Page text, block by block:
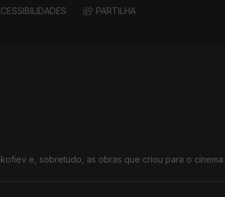
PARTILHA
e, sobretudo, as obras que criou para o cinema.